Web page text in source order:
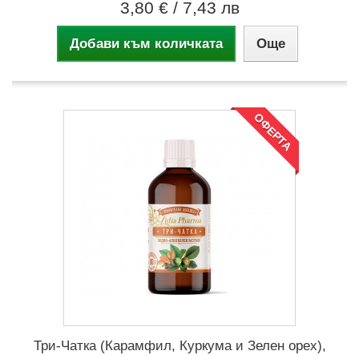
3,80 € / 7,43 лв
Добави към количката Още
ОФЕРТА
Три-Чатка (Карамфил, Куркума и Зелен орех),